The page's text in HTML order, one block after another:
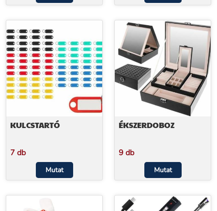
KULCSTARTÓ
7 db
Mutat
ÉKSZERDOBOZ
9 db
Mutat